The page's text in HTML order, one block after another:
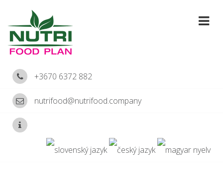
+3670 6372 882
nutrifood@nutrifood.company